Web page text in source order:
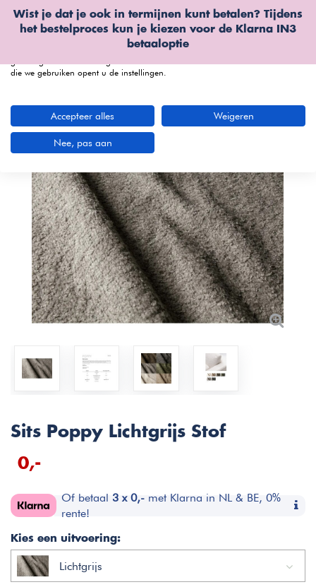
Wist je dat je ook in termijnen kunt betalen? Tijdens
het bestelproces kun je kiezen voor de Klarna IN3
betaaloptie
Sits Poppy Lichtgrijs Stof
0,-
Of betaal 3 x 0,-met Klarna in NL & BE, 0%
rente!
Kies een uitvoering:
Lichtgrijs
Wij gebruiken cookies
We kunnen deze plaatsen voor analyse van onze bezoekersgegevens, om
onze website te verbeteren, gepersonaliseerde inhoud te tonen en om u een
die we gebruiken opent u de instellingen.
Accepteer alles Weigeren
Nee, pas aan